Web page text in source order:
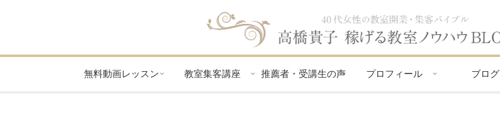
無料動画レッスン 教室集客講座 推薦者・受講生の声 プロフィール ブログ